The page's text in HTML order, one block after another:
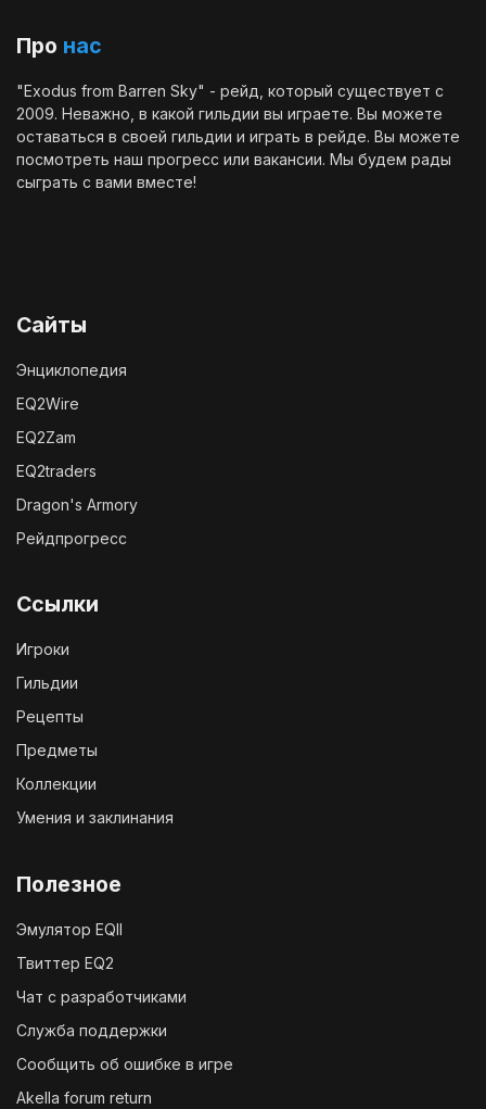
Про нас
"Exodus from Barren Sky" - рейд, который существует с
2009. Неважно, в какой гильдии вы играете. Вы можете
оставаться в своей гильдии и играть в рейде. Вы можете
посмотреть наш прогресс или вакансии. Мы будем рады
сыграть с вами вместе!
Сайты
Энциклопедия
EQ2Wire
EQ2Zam
EQ2traders
Dragon's Armory
Рейдпрогресс
Ссылки
Игроки
Гильдии
Рецепты
Предметы
Коллекции
Умения и заклинания
Полезное
Эмулятор EQII
Твиттер EQ2
Чат с разработчиками
Служба поддержки
Сообщить об ошибке в игре
Akella forum return